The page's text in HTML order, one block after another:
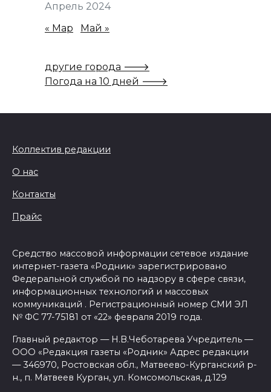
Апрель 2024
« Мар Май »
другие города 🡒
Погода на 10 дней 🡒
Коллектив редакции
О нас
Контакты
Прайс
Средство массовой информации сетевое издание
интернет-газета «Родник» зарегистрировано
Федеральной службой по надзору в сфере связи,
информационных технологий и массовых
коммуникаций . Регистрационный номер СМИ ЭЛ
№ ФС 77-75181 от «22» февраля 2019 года.
Главный редактор — Н.В.Чеботарева Учредитель —
ООО «Редакция газеты «Родник» Адрес редакции
— 346970, Ростовская обл., Матвеево-Курганский р-
н., п. Матвеев Курган, ул. Комсомольская, д.129